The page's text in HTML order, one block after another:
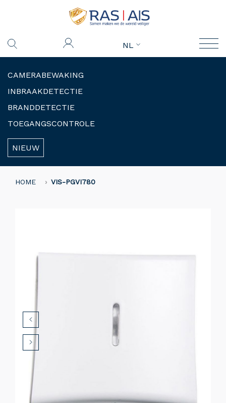
NL
CAMERABEWAKING
INBRAAKDETECTIE
BRANDDETECTIE
TOEGANGSCONTROLE
NIEUW
HOME VIS-PGVI780